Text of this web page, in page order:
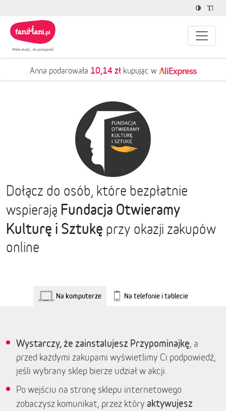
Anna podarowała 10,14 złkupując w
Dołącz do osób, które bezpłatnie
wspierają Fundacja Otwieramy
Kulturę i Sztukę przy okazji zakupów
online
Na komputerze Na telefonie i tablecie
Wystarczy, że zainstalujesz Przypominajkę, a
przed każdymi zakupami wyświetlimy Ci podpowiedź,
jeśli wybrany sklep bierze udział w akcji.
Po wejściu na stronę sklepu internetowego
zobaczysz komunikat, przez który aktywujesz